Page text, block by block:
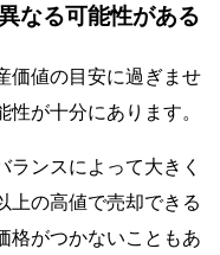
なる可能性がある
価値の目安に過ぎませ
が十分にあります。
ンスによって大きく
上の高値で売却できる
格がつかないこともあ